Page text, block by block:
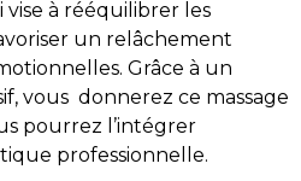
à rééquilibrer les
un relâchement
Grâce à un
vous donnerez ce massage
pourrez l’intégrer
professionnelle.